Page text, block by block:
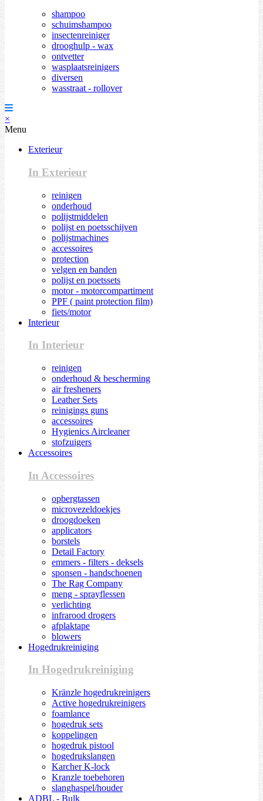
shampoo
schuimshampoo
insectenreiniger
drooghulp - wax
ontvetter
wasplaatsreinigers
diversen
wasstraat - rollover
×
Menu
Exterieur
In Exterieur
reinigen
onderhoud
polijstmiddelen
polijst en poetsschijven
polijstmachines
accessoires
protection
velgen en banden
polijst en poetssets
motor - motorcompartiment
PPF ( paint protection film)
fiets/motor
Interieur
In Interieur
reinigen
onderhoud & bescherming
air fresheners
Leather Sets
reinigings guns
accessoires
Hygienics Aircleaner
stofzuigers
Accessoires
In Accessoires
opbergtassen
microvezeldoekjes
droogdoeken
applicators
borstels
Detail Factory
emmers - filters - deksels
sponsen - handschoenen
The Rag Company
meng - sprayflessen
verlichting
infrarood drogers
afplaktape
blowers
Hogedrukreiniging
In Hogedrukreiniging
Kränzle hogedrukreinigers
Active hogedrukreinigers
foamlance
hogedruk sets
koppelingen
hogedruk pistool
hogedrukslangen
Karcher K-lock
Kranzle toebehoren
slanghaspel/houder
ADBL - Bulk